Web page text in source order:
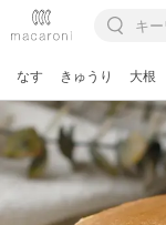
なす きゅうり 大根